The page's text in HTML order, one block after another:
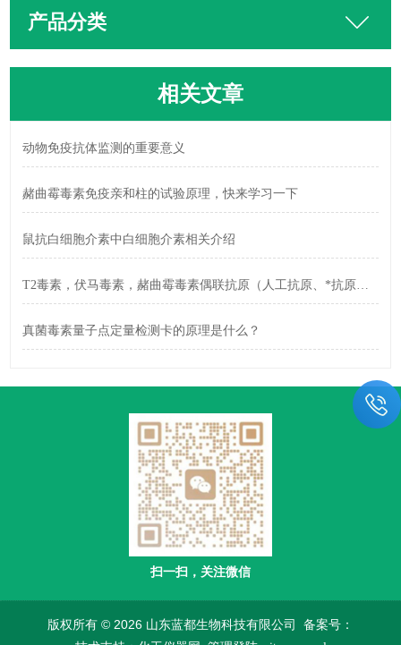
产品分类
相关文章
动物免疫抗体监测的重要意义
赭曲霉毒素免疫亲和柱的试验原理，快来学习一下
鼠抗白细胞介素中白细胞介素相关介绍
T2毒素，伏马毒素，赭曲霉毒素偶联抗原（人工抗原、*抗原、酶标抗原）合成方法技术
真菌毒素量子点定量检测卡的原理是什么？
扫一扫，关注微信
版权所有 © 2026 山东蓝都生物科技有限公司 备案号：